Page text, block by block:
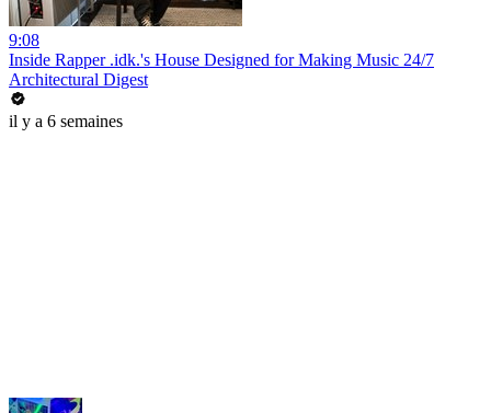
9:08
Inside Rapper .idk.'s House Designed for Making Music 24/7
Architectural Digest
il y a 6 semaines